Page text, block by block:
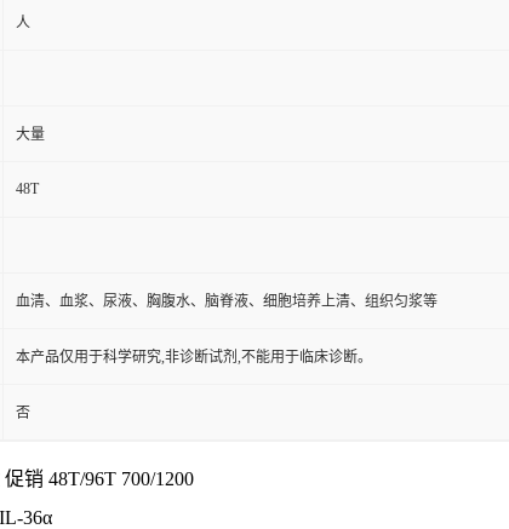
人
大量
48T
血清、血浆、尿液、胸腹水、脑脊液、细胞培养上清、组织匀浆等
本产品仅用于科学研究,非诊断试剂,不能用于临床诊断。
否
销 48T/96T 700/1200
36α